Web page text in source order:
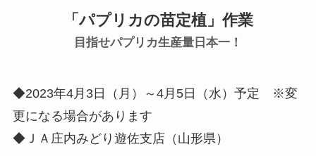
「パプリカの苗定植」作業
目指せパプリカ生産量日本一！
◆2023年4月3日（月）～4月5日（水）予定 ※変
更になる場合があります
◆ＪＡ庄内みどり遊佐支店（山形県）